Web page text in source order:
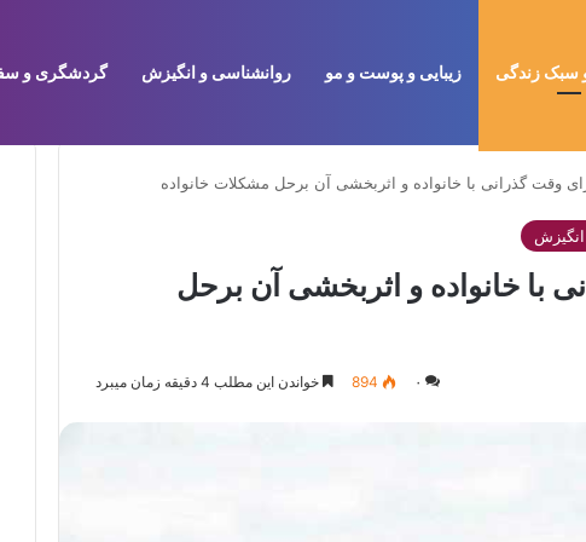
و سبک زندگی زیبایی و پوست و مو روانشناسی و انگیزش گردشگری و
با خانواده و اثربخشی آن برحل
۰ 894 خواندن این مطلب 4 دقیقه زمان میبرد